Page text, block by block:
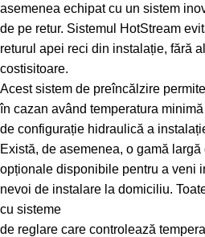
asemenea echipat cu un sistem
de pe retur. Sistemul HotStream
returul apei reci din instalație, fără
costisitoare.
Acest sistem de preîncălzire
în cazan având temperatura
de configurație hidraulică a
Există, de asemenea, o gamă
opționale disponibile pentru a veni
nevoi de instalare la domiciliu.
cu sisteme
de reglare care controlează